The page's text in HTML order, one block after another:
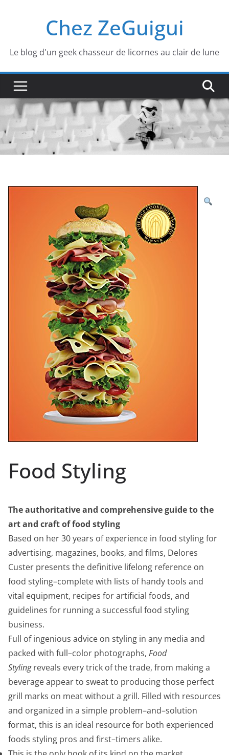
Chez ZeGuigui
Le blog d'un geek chasseur de licornes au clair de lune
Food Styling
The authoritative and comprehensive guide to the
art and craft of food styling
Based on her 30 years of experience in food styling for
advertising, magazines, books, and films, Delores
Custer presents the definitive lifelong reference on
food styling–complete with lists of handy tools and
vital equipment, recipes for artificial foods, and
guidelines for running a successful food styling
business.
Full of ingenious advice on styling in any media and
packed with full–color photographs, Food
Stylingreveals every trick of the trade, from making a
beverage appear to sweat to producing those perfect
grill marks on meat without a grill. Filled with resources
and organized in a simple problem–and–solution
format, this is an ideal resource for both experienced
foods styling pros and first–timers alike.